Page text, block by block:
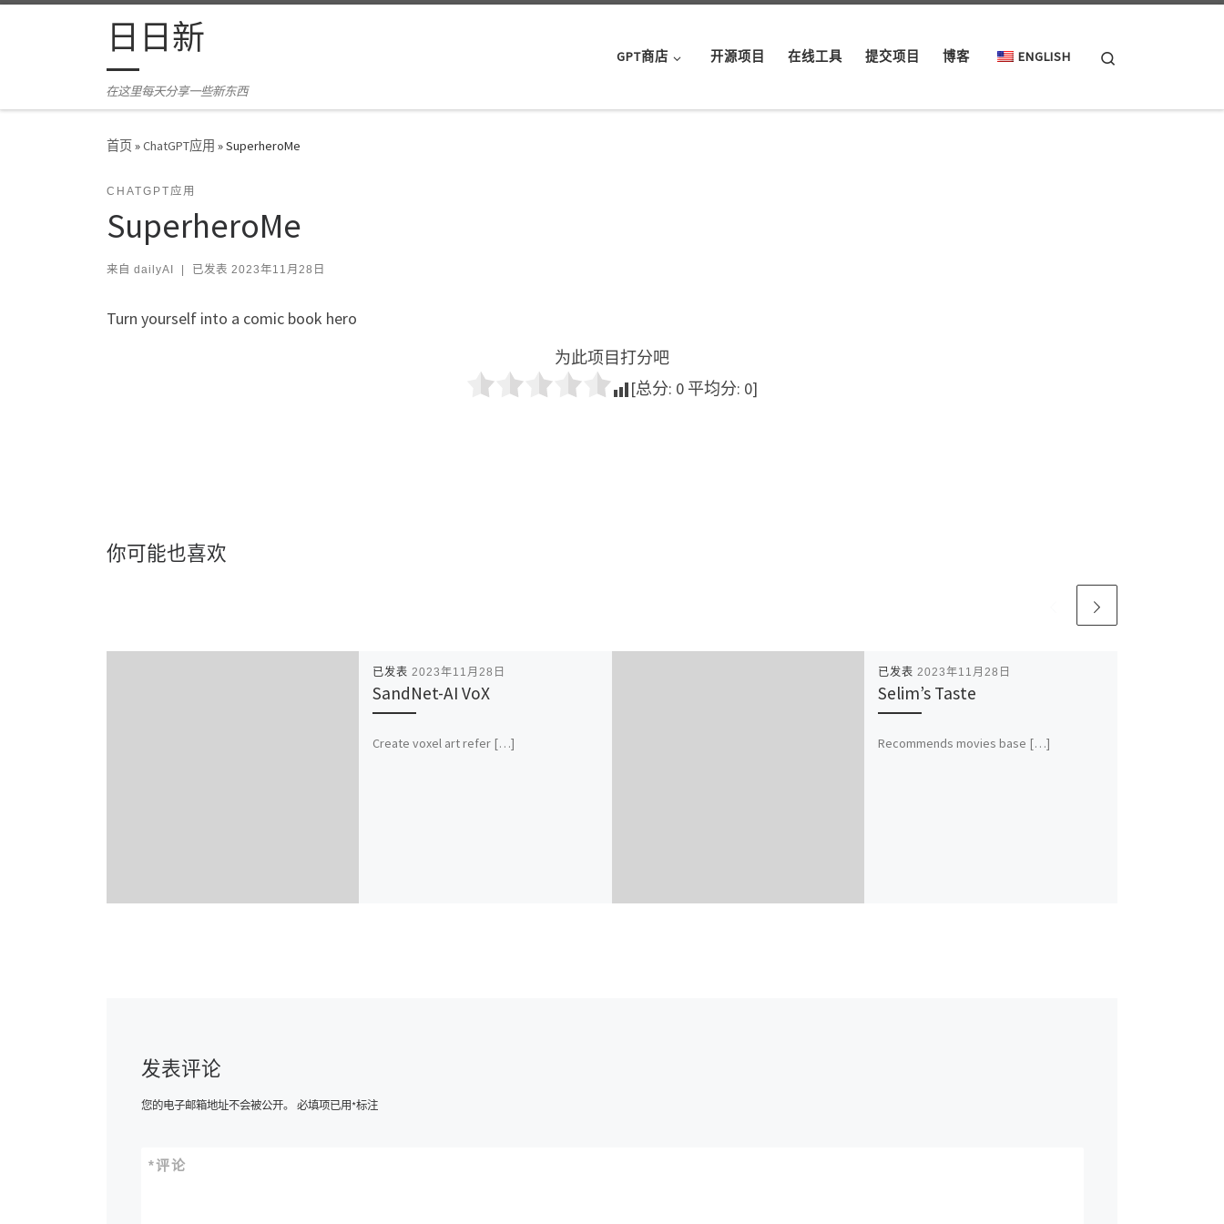
Skip to content日日新
在这里每天分享一些新东西
GPT商店 开源项目 在线工具 提交项目 博客 ENGLISH
首页»ChatGPT应用 »SuperheroMe
CHATGPT应用
SuperheroMe
来自 dailyAI 已发表 2023年11月28日
Turn yourself into a comic book hero
为此项目打分吧
[总分: 0 平均分: 0]
你可能也喜欢
已发表 2023年11月28日
SandNet-AI VoX
Create voxel art refer […]
已发表 2023年11月28日
Selim’s Taste
Recommends movies base […]
发表评论
您的电子邮箱地址不会被公开。 必填项已用*标注
评论
*